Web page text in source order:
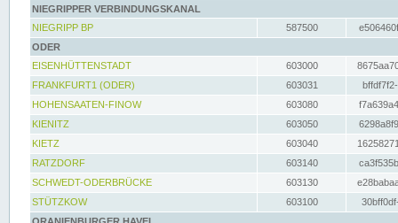
NIEGRIPPER VERBINDUNGSKANAL
NIEGRIPP BP
587500
ODER
EISENHÜTTENSTADT
603000
FRANKFURT1 (ODER)
603031
HOHENSAATEN-FINOW
603080
KIENITZ
603050
KIETZ
603040
RATZDORF
603140
SCHWEDT-ODERBRÜCKE
603130
STÜTZKOW
603100